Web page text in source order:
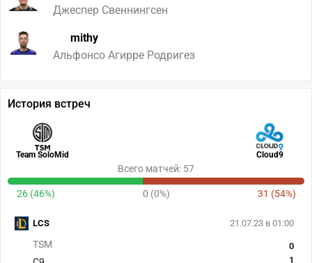
Джеспер Свеннингсен
mithy
Альфонсо Агирре Родригез
История встреч
Team SoloMid Cloud9
Всего матчей: 57
26 (46%) 0 (0%) 31 (54%)
21.07.23 в 01:00
TSM
0
1
LCS